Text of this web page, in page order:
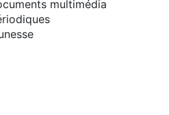
multimédia